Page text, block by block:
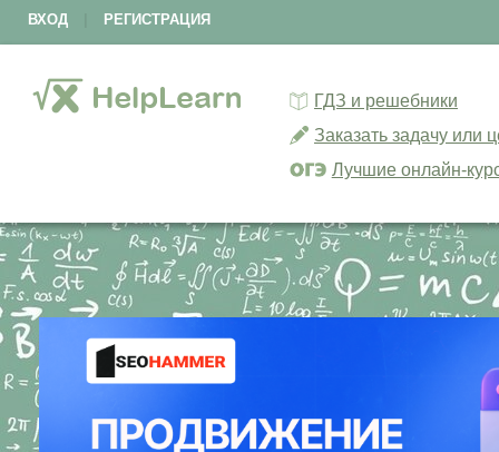
ВХОД РЕГИСТРАЦИЯ
ГДЗ и решебники
Заказать задачу или
Лучшие онлайн-